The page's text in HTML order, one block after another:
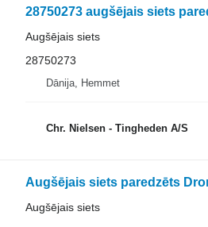
28750273 augšējais siets
Augšējais siets
28750273
Dānija, Hemmet
Chr. Nielsen - Tingheden A/S
Augšējais siets paredzēts
Augšējais siets